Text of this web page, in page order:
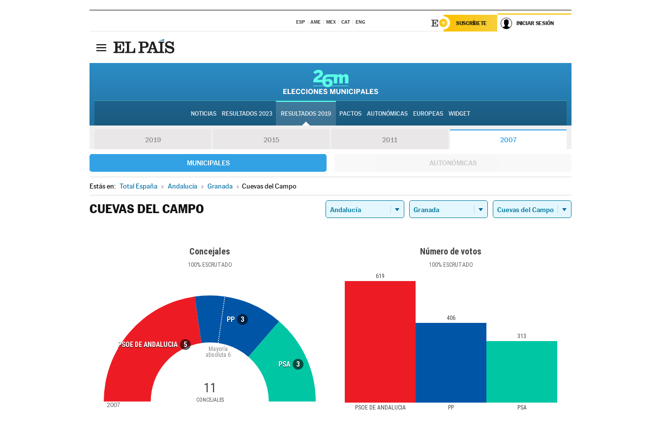
ESP AME MEX CAT ENG SUSCRÍBETE INICIAR SESIÓN
NOTICIAS RESULTADOS 2023 RESULTADOS 2019 PACTOS AUTONÓMICAS EUROPEAS WIDGET
2019 2015 2011 2007
MUNICIPALES AUTONÓMICAS
Estás en: Total España » Andalucía » Granada » Cuevas del Campo
CUEVAS DEL CAMPO
Concejales
100%ESCRUTADO
PSOE DE ANDALUCIA 5
PP 3
PSA 3
11
CONCEJALES
Mayoría
absoluta 6
2007
Número de votos
100%ESCRUTADO
PSOE DE ANDALUCIA PP PSA
619
406
313